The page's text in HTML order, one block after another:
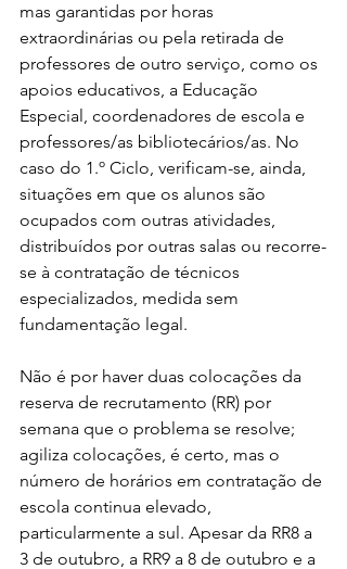
mas garantidas por horas
extraordinárias ou pela retirada de
professores de outro serviço, como os
apoios educativos, a Educação
Especial, coordenadores de escola e
professores/as bibliotecários/as. No
caso do 1.º Ciclo, verificam-se, ainda,
situações em que os alunos são
ocupados com outras atividades,
distribuídos por outras salas ou recorre-
se à contratação de técnicos
especializados, medida sem
fundamentação legal.
Não é por haver duas colocações da
reserva de recrutamento (RR) por
semana que o problema se resolve;
agiliza colocações, é certo, mas o
número de horários em contratação de
escola continua elevado,
particularmente a sul. Apesar da RR8 a
3 de outubro, a RR9 a 8 de outubro e a